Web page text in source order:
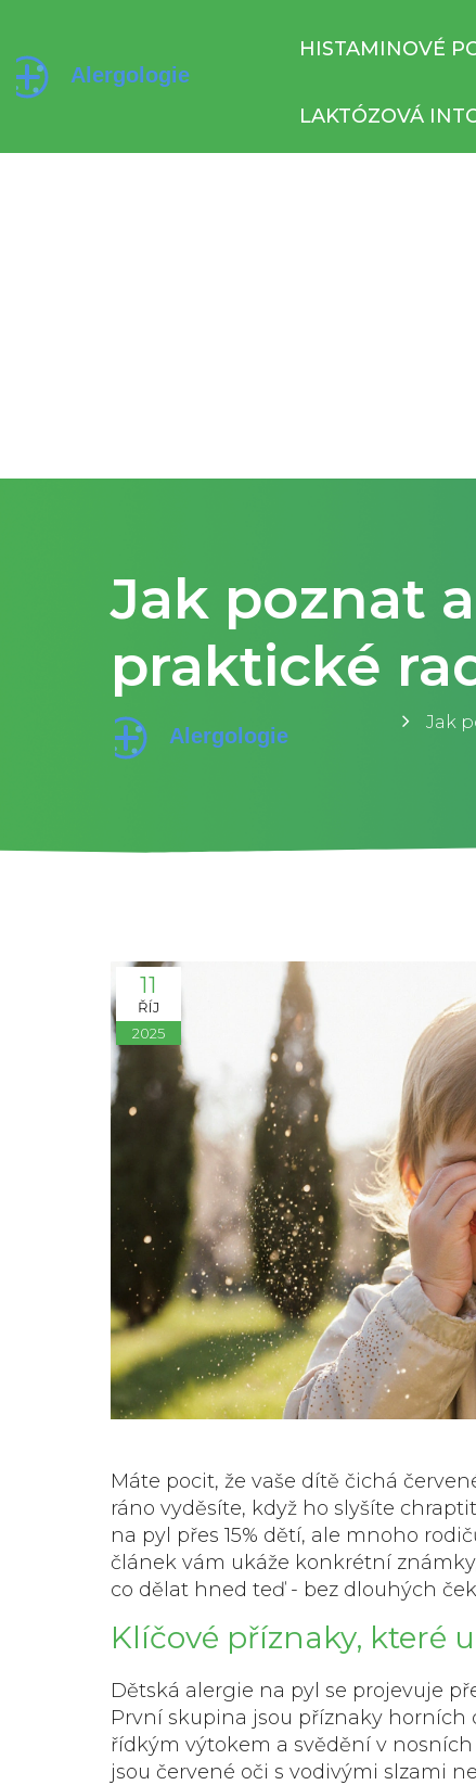
HISTAMINOVÉ
LAKTÓZOVÁ
Jak poznat
praktické
Jak
11
ŘÍJ
2025
Máte pocit, že vaše dítě čichá
ráno vyděsíte, když ho slyšíte
na pyl přes 15% dětí, ale mnoho
článek vám ukáže konkrétní
co dělat hned teď - bez dlouhých
Klíčové příznaky, které
Dětská alergie na pyl se projevuje
První skupina jsou příznaky horních
řídkým výtokem a svědění v
jsou červené oči s vodivými slzami